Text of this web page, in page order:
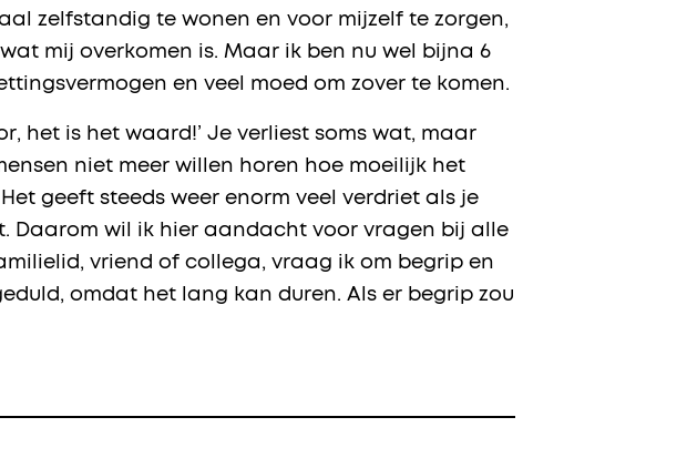
zelfstandig te wonen en voor mijzelf te zorgen,
mij overkomen is. Maar ik ben nu wel bijna 6
en veel moed om zover te komen.
het is het waard!’ Je verliest soms wat, maar
niet meer willen horen hoe moeilijk het
geeft steeds weer enorm veel verdriet als je
Daarom wil ik hier aandacht voor vragen bij alle
vriend of collega, vraag ik om begrip en
omdat het lang kan duren. Als er begrip zou